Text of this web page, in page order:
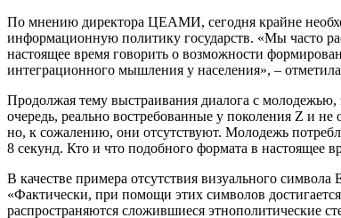
По мнению директора ЦЕАМИ, сегодня крайне
информационную политику государств. «Мы часто
настоящее время говорить о возможности
интеграционного мышления у населения», –
Продолжая тему выстраивания диалога с
очередь, реально востребованные у поколения Z и
но, к сожалению, они отсутствуют. Молодежь
8 секунд. Кто и что подобного формата в настоящее
В качестве примера отсутствия визуального
«Фактически, при помощи этих символов
распространяются сложившиеся этнополитические